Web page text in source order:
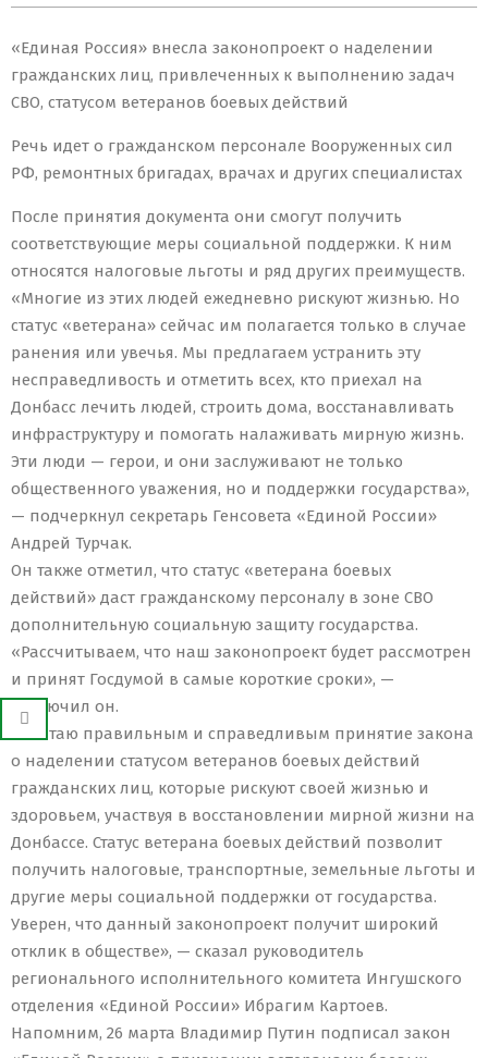
«Единая Россия» внесла законопроект о наделении
гражданских лиц, привлеченных к выполнению задач
СВО, статусом ветеранов боевых действий
Речь идет о гражданском персонале Вооруженных сил
РФ, ремонтных бригадах, врачах и других специалистах
После принятия документа они смогут получить
соответствующие меры социальной поддержки. К ним
относятся налоговые льготы и ряд других преимуществ.
«Многие из этих людей ежедневно рискуют жизнью. Но
статус «ветерана» сейчас им полагается только в случае
ранения или увечья. Мы предлагаем устранить эту
несправедливость и отметить всех, кто приехал на
Донбасс лечить людей, строить дома, восстанавливать
инфраструктуру и помогать налаживать мирную жизнь.
Эти люди — герои, и они заслуживают не только
общественного уважения, но и поддержки государства»,
— подчеркнул секретарь Генсовета «Единой России»
Андрей Турчак.
Он также отметил, что статус «ветерана боевых
действий» даст гражданскому персоналу в зоне СВО
дополнительную социальную защиту государства.
«Рассчитываем, что наш законопроект будет рассмотрен
и принят Госдумой в самые короткие сроки», —
заключил он.
«Считаю правильным и справедливым принятие закона
о наделении статусом ветеранов боевых действий
гражданских лиц, которые рискуют своей жизнью и
здоровьем, участвуя в восстановлении мирной жизни на
Донбассе. Статус ветерана боевых действий позволит
получить налоговые, транспортные, земельные льготы и
другие меры социальной поддержки от государства.
Уверен, что данный законопроект получит широкий
отклик в обществе», — сказал руководитель
регионального исполнительного комитета Ингушского
отделения «Единой России» Ибрагим Картоев.
Напомним, 26 марта Владимир Путин подписал закон